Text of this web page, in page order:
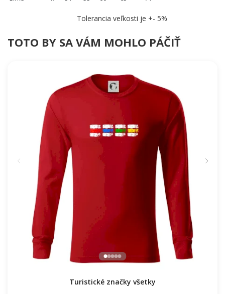
Tolerancia veľkosti je +- 5%
TOTO BY SA VÁM MOHLO PÁČIŤ
Turistické značky všetky